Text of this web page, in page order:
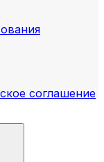
соглашение